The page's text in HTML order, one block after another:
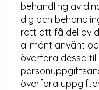
behandling av
dig och
rätt att få del av
allmänt använt
överföra dessa
överföra